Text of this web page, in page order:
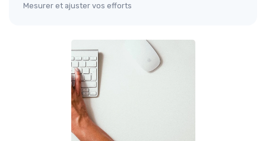
Mesurer et ajuster vos efforts